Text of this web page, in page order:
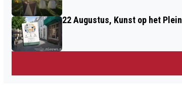
22 Augustus, Kunst op het Plein